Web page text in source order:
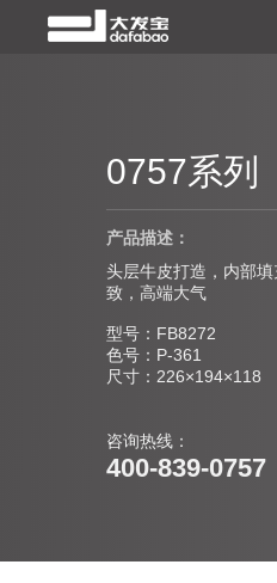
0757系列
产品描述：
头层牛皮打造，内部
致，高端大气
型号：FB8272
色号：P-361
尺寸：226×194×118
咨询热线：
400-839-0757